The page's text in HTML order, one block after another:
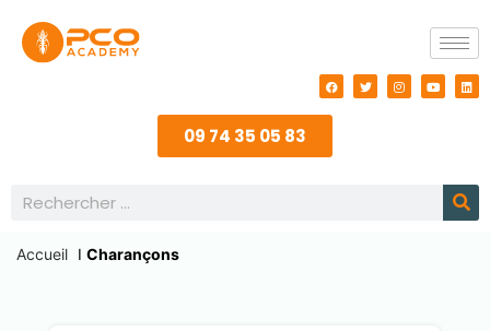
09 74 35 05 83
Accueil I Charançons